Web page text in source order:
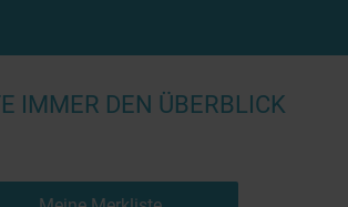
IMMER DEN ÜBERBLICK